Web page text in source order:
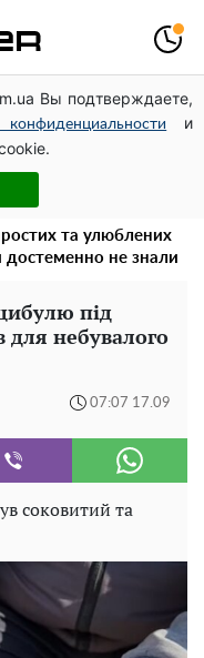
Вы подтверждаете,
конфиденциальности
и
банку за банкою:
та олією на
можна
та улюблених
достеменно не знали
під
для небувалого
07:07 17.09
соковитий та